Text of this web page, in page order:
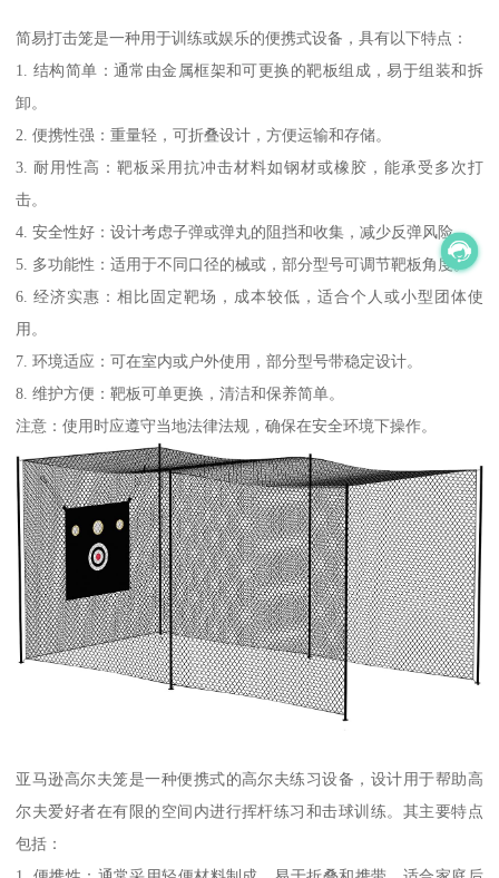
简易打击笼是一种用于训练或娱乐的便携式设备，具有以下特点：
1. 结构简单：通常由金属框架和可更换的靶板组成，易于组装和拆
卸。
2. 便携性强：重量轻，可折叠设计，方便运输和存储。
3. 耐用性高：靶板采用抗冲击材料如钢材或橡胶，能承受多次打
击。
4. 安全性好：设计考虑子弹或弹丸的阻挡和收集，减少反弹风险。
5. 多功能性：适用于不同口径的械或，部分型号可调节靶板角度。
6. 经济实惠：相比固定靶场，成本较低，适合个人或小型团体使
用。
7. 环境适应：可在室内或户外使用，部分型号带稳定设计。
8. 维护方便：靶板可单更换，清洁和保养简单。
注意：使用时应遵守当地法律法规，确保在安全环境下操作。
亚马逊高尔夫笼是一种便携式的高尔夫练习设备，设计用于帮助高
尔夫爱好者在有限的空间内进行挥杆练习和击球训练。其主要特点
包括：